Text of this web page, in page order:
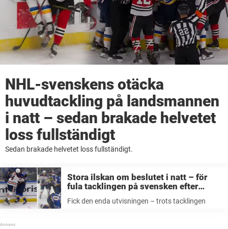
NHL-svenskens otäcka
huvudtackling på landsmannen
i natt – sedan brakade helvetet
loss fullständigt
Sedan brakade helvetet loss fullständigt.
Stora ilskan om beslutet i natt – för
fula tacklingen på svensken efter
Fick den enda utvisningen – trots tacklingen